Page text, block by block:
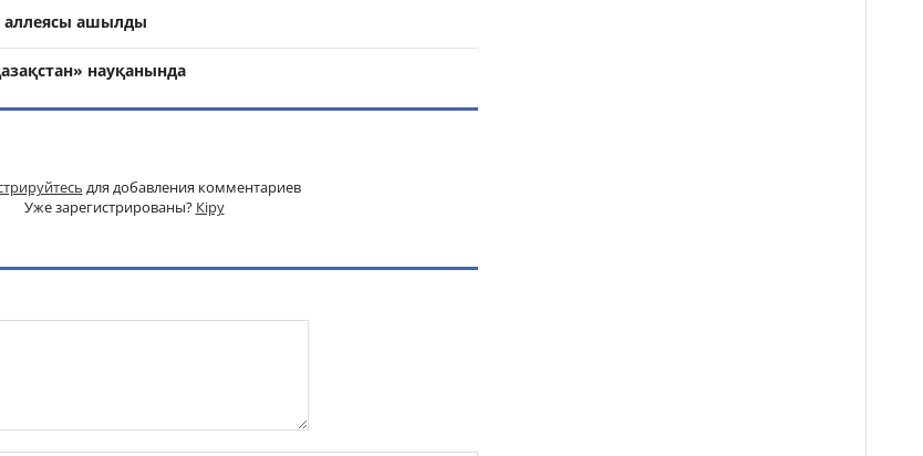
аллеясы ашылды
науқанында
для добавления комментариев
Уже зарегистрированы? Кіру